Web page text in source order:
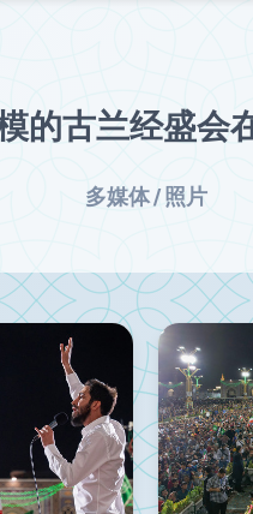
的古兰经盛会
多媒体 / 照片